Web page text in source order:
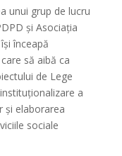
unui grup de lucru
și Asociația
înceapă
să aibă ca
de Lege
a
și elaborarea
sociale